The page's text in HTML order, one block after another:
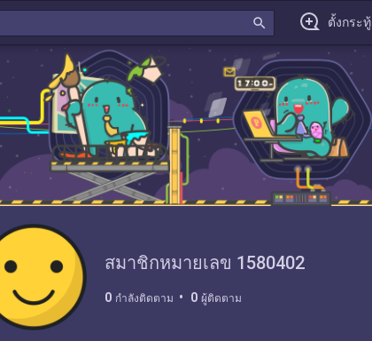
search ตั้งกระทู้
สมาชิกหมายเลข 1580402
0 กำลังติดตาม 0 ผู้ติดตาม